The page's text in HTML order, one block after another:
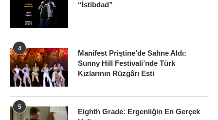
“İstibdad”
4
Manifest Priştine’de Sahne Aldı:
Sunny Hill Festivali’nde Türk
Kızlarının Rüzgârı Esti
5
Eighth Grade: Ergenliğin En Gerçek